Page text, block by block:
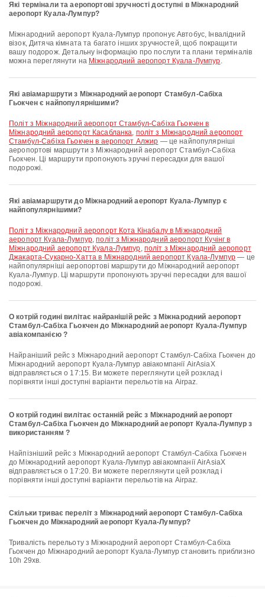
Які термінали та аеропортові зручності доступні в Міжнародний
аеропорт Куала-Лумпур?
Міжнародний аеропорт Куала-Лумпур пропонує Автобус, Інвалідний
візок, Дитяча кімната та багато інших зручностей, щоб покращити
вашу подорож. Детальну інформацію про послуги та плани терміналів
можна переглянути на Міжнародний аеропорт Куала-Лумпур.
Які авіамаршрути з Міжнародний аеропорт Стамбул-Сабіха
Гьокчен є найпопулярнішими?
політ з Міжнародний аеропорт Стамбул-Сабіха Гьокчен в
Міжнародний аеропорт Касабланка, політ з Міжнародний аеропорт
Стамбул-Сабіха Гьокчен в аеропорт Алжир — це найпопулярніші
аеропортові маршрути з Міжнародний аеропорт Стамбул-Сабіха
Гьокчен. Ці маршрути пропонують зручні пересадки для вашої
подорожі.
Які авіамаршрути до Міжнародний аеропорт Куала-Лумпур є
найпопулярнішими?
політ з Міжнародний аеропорт Кота Кінабалу в Міжнародний
аеропорт Куала-Лумпур,політ з Міжнародний аеропорт Кучінг в
Міжнародний аеропорт Куала-Лумпур, політ з Міжнародний аеропорт
Джакарта-Сукарно-Хатта в Міжнародний аеропорт Куала-Лумпур — це
найпопулярніші аеропортові маршрути до Міжнародний аеропорт
Куала-Лумпур. Ці маршрути пропонують зручні пересадки для вашої
подорожі.
О котрій годині вилітає найранішій рейс з Міжнародний аеропорт
Стамбул-Сабіха Гьокчен до Міжнародний аеропорт Куала-Лумпур
авіакомпанією ?
Найраніший рейс з Міжнародний аеропорт Стамбул-Сабіха Гьокчен до
Міжнародний аеропорт Куала-Лумпур авіакомпанії AirAsiaX
відправляється о 17:15. Ви можете переглянути цей розклад і
порівняти інші доступні варіанти перельотів на Airpaz.
О котрій годині вилітає останній рейс з Міжнародний аеропорт
Стамбул-Сабіха Гьокчен до Міжнародний аеропорт Куала-Лумпур з
використанням ?
Найпізніший рейс з Міжнародний аеропорт Стамбул-Сабіха Гьокчен
до Міжнародний аеропорт Куала-Лумпур авіакомпанії AirAsiaX
відправляється о 17:20. Ви можете переглянути цей розклад і
порівняти інші доступні варіанти перельотів на Airpaz.
Скільки триває переліт з Міжнародний аеропорт Стамбул-Сабіха
Гьокчен до Міжнародний аеропорт Куала-Лумпур?
Тривалість перельоту з Міжнародний аеропорт Стамбул-Сабіха
Гьокчен до Міжнародний аеропорт Куала-Лумпур становить приблизно
10h 29хв.